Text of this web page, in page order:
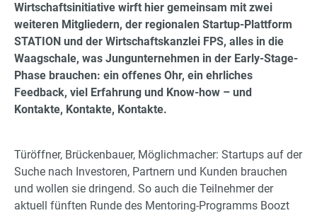
Wirtschaftsinitiative wirft hier gemeinsam mit zwei
weiteren Mitgliedern, der regionalen Startup-Plattform
STATION und der Wirtschaftskanzlei FPS, alles in die
Waagschale, was Jungunternehmen in der Early-Stage-
Phase brauchen: ein offenes Ohr, ein ehrliches
Feedback, viel Erfahrung und Know-how – und
Kontakte, Kontakte, Kontakte.
Türöffner, Brückenbauer, Möglichmacher: Startups auf der
Suche nach Investoren, Partnern und Kunden brauchen
und wollen sie dringend. So auch die Teilnehmer der
aktuell fünften Runde des Mentoring-Programms Boozt